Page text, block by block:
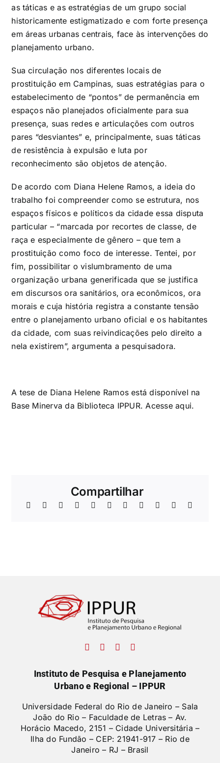
as táticas e as estratégias de um grupo social
historicamente estigmatizado e com forte presença
em áreas urbanas centrais, face às intervenções do
planejamento urbano.
Sua circulação nos diferentes locais de
prostituição em Campinas, suas estratégias para o
estabelecimento de “pontos” de permanência em
espaços não planejados oficialmente para sua
presença, suas redes e articulações com outros
pares “desviantes” e, principalmente, suas táticas
de resistência à expulsão e luta por
reconhecimento são objetos de atenção.
De acordo com Diana Helene Ramos, a ideia do
trabalho foi compreender como se estrutura, nos
espaços físicos e políticos da cidade essa disputa
particular – “marcada por recortes de classe, de
raça e especialmente de gênero – que tem a
prostituição como foco de interesse. Tentei, por
fim, possibilitar o vislumbramento de uma
organização urbana generificada que se justifica
em discursos ora sanitários, ora econômicos, ora
morais e cuja história registra a constante tensão
entre o planejamento urbano oficial e os habitantes
da cidade, com suas reivindicações pelo direito a
nela existirem”, argumenta a pesquisadora.
A tese de Diana Helene Ramos está disponível na
Base Minerva da Biblioteca IPPUR. Acesseaqui.
Compartilhar
Instituto de Pesquisa e Planejamento
Urbano e Regional – IPPUR
Universidade Federal do Rio de Janeiro – Sala
João do Rio – Faculdade de Letras – Av.
Horácio Macedo, 2151 – Cidade Universitária –
Ilha do Fundão – CEP: 21941-917 – Rio de
Janeiro – RJ – Brasil